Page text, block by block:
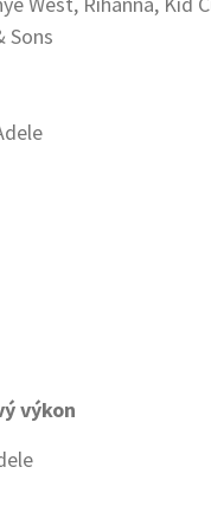
Sons
výkon